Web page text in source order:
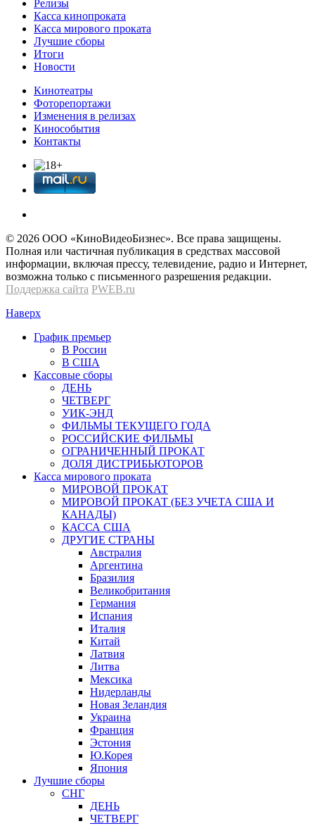
Релизы
Касса кинопроката
Касса мирового проката
Лучшие сборы
Итоги
Новости
Кинотеатры
Фоторепортажи
Изменения в релизах
Кинособытия
Контакты
© 2026 OOО «КиноВидеоБизнес». Все права защищены.
Полная или частичная публикация в средствах массовой
информации, включая прессу, телевидение, радио и Интернет,
возможна только с письменного разрешения редакции.
Поддержка сайта PWEB.ru
Наверх
График премьер
В России
В США
Кассовые сборы
ДЕНЬ
ЧЕТВЕРГ
УИК-ЭНД
ФИЛЬМЫ ТЕКУЩЕГО ГОДА
РОССИЙСКИЕ ФИЛЬМЫ
ОГРАНИЧЕННЫЙ ПРОКАТ
ДОЛЯ ДИСТРИБЬЮТОРОВ
Касса мирового проката
МИРОВОЙ ПРОКАТ
МИРОВОЙ ПРОКАТ (БЕЗ УЧЕТА США И
КАНАДЫ)
КАССА США
ДРУГИЕ СТРАНЫ
Австралия
Аргентина
Бразилия
Великобритания
Германия
Испания
Италия
Китай
Латвия
Литва
Мексика
Нидерланды
Новая Зеландия
Украина
Франция
Эстония
Ю.Корея
Япония
Лучшие сборы
СНГ
ДЕНЬ
ЧЕТВЕРГ